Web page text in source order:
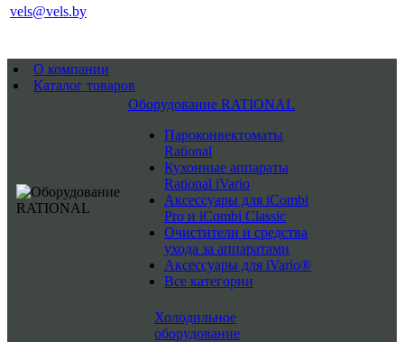
vels@vels.by
О компании
Каталог товаров
Оборудование RATIONAL
Пароконвектоматы
Rational
Кухонные аппараты
Rational iVario
Аксессуары для iCombi
Pro и iCombi Classic
Очистители и средства
ухода за аппаратами
Аксессуары для iVario®
Все категории
Холодильное
оборудование